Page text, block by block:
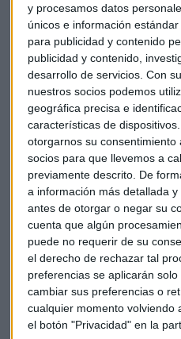
y procesamos datos
únicos e información
para publicidad y contenido
publicidad y contenido,
desarrollo de servicios. Con
nuestros socios podemos
geográfica precisa e
características de
otorgarnos su
socios para que llevemos a
previamente descrito. De
a información más detallada
antes de otorgar o negar su
cuenta que algún
puede no requerir de su
el derecho de rechazar tal
preferencias se aplicarán
cambiar sus preferencias o
cualquier momento volviendo
el botón "Privacidad" en la
¿El año de la (renta
trono
Los mejores fondos de
sello tecnológico y
recomiendan sus gestores?
Capital Radio / 2023-09-
Hace una semana que la
cabeza francesa a la
Nordisk, la firma danesa que
convertido en la compañía
Continente tras superar por
Vuitton.
En lo que llevamos de
Dinamarca se revaloriza un
torno a los 397.000 millones.
Estar tan de moda tiene sus